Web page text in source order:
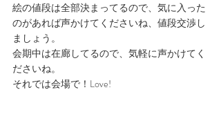
絵の値段は全部決まってるので、気に入った
のがあれば声かけてくださいね、値段交渉し
ましょう。
会期中は在廊してるので、気軽に声かけてく
ださいね。
それでは会場で！Love!